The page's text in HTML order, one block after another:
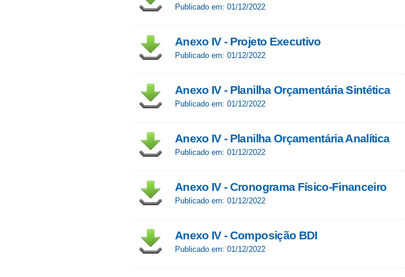
Publicado em: 01/12/2022
Anexo IV - Projeto Executivo
Publicado em: 01/12/2022
Anexo IV - Planilha Orçamentária Sintética
Publicado em: 01/12/2022
Anexo IV - Planilha Orçamentária Analítica
Publicado em: 01/12/2022
Anexo IV - Cronograma Físico-Financeiro
Publicado em: 01/12/2022
Anexo IV - Composição BDI
Publicado em: 01/12/2022